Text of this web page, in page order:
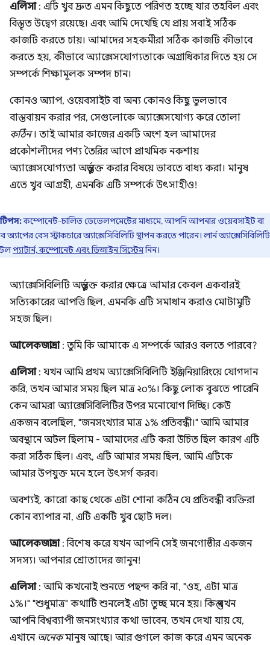
এলিসা: এটি খুব দ্রুত এমন কিছুতে পরিণত হচ্ছে যার তহবিল এবং
বিস্তৃত উদ্বেগ রয়েছে। এবং আমি দেখেছি যে প্রায় সবাই সঠিক
কাজটি করতে চায়। আমাদের সহকর্মীরা সঠিক কাজটি কীভাবে
করতে হয়, কীভাবে অ্যাক্সেসযোগ্যতাকে অগ্রাধিকার দিতে হয় সে
সম্পর্কে শিক্ষামূলক সম্পদ চান।
কোনও অ্যাপ, ওয়েবসাইট বা অন্য কোনও কিছু ভুলভাবে
বাস্তবায়ন করার পর, সেগুলোকে অ্যাক্সেসযোগ্য করে তোলা
কঠিন। তাই আমার কাজের একটি অংশ হল আমাদের
প্রকৌশলীদের পণ্য তৈরির আগে প্রাথমিক নকশায়
অ্যাক্সেসযোগ্যতা অন্তর্ভুক্ত করার বিষয়ে ভাবতে বাধ্য করা। মানুষ
এতে খুব আগ্রহী, এমনকি এটি সম্পর্কে উৎসাহীও!
টিপস:কম্পোনেন্ট-চালিত ডেভেলপমেন্টের মাধ্যমে, আপনি আপনার ওয়েবসাইট বা
অ্যাপের বেস স্ট্রাকচারে অ্যাক্সেসিবিলিটি স্থাপন করতে পারেন। লার্ন অ্যাক্সেসিবিলিটি
প্যাটার্ন, কম্পোনেন্ট এবং ডিজাইন সিস্টেমনিন।
অ্যাক্সেসিবিলিটি অন্তর্ভুক্ত করার ক্ষেত্রে আমার কেবল একবারই
সত্যিকারের আপত্তি ছিল, এমনকি এটি সমাধান করাও মোটামুটি
সহজ ছিল।
আলেকজান্দ্রা: তুমি কি আমাকে এ সম্পর্কে আরও বলতে পারবে?
এলিসা: যখন আমি প্রথম অ্যাক্সেসিবিলিটি ইঞ্জিনিয়ারিংয়ে যোগদান
করি, তখন আমার সময় ছিল মাত্র ২০%। কিছু লোক বুঝতে পারেনি
কেন আমরা অ্যাক্সেসিবিলিটির উপর মনোযোগ দিচ্ছি। কেউ
একজন বলেছিল, "জনসংখ্যার মাত্র ১% প্রতিবন্ধী।" আমি আমার
অবস্থানে অটল ছিলাম - আমাদের এটি করা উচিত ছিল কারণ এটি
করা সঠিক ছিল। এবং, এটি আমার সময় ছিল, আমি এটিকে
আমার উপযুক্ত মনে হলে উৎসর্গ করব।
অবশ্যই, কারো কাছ থেকে এটা শোনা কঠিন যে প্রতিবন্ধী ব্যক্তিরা
কোন ব্যাপার না, এটি একটি খুব ছোট দল।
আলেকজান্দ্রা: বিশেষ করে যখন আপনি সেই জনগোষ্ঠীর একজন
সদস্য। আপনার শ্রোতাদের জানুন!
এলিসা: আমি কখনোই শুনতে পছন্দ করি না, "ওহ, এটা মাত্র
১%।" "শুধুমাত্র" কথাটি শুনলেই এটা তুচ্ছ মনে হয়। কিন্তু যখন
আপনি বিশ্বব্যাপী জনসংখ্যার কথা ভাবেন, তখন দেখা যায় যে,
এখানে অনেকমানুষ আছে। আর গুগলে কাজ করে এমন অনেক